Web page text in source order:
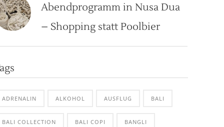
Abendprogramm in Nusa Dua
– Shopping statt Poolbier
ADRENALIN ALKOHOL AUSFLUG BALI
BALI COLLECTION BALI COPI BANGLI